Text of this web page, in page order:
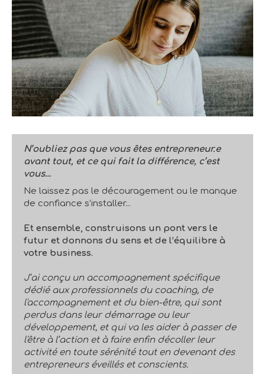
N’oubliez pas que vous êtes entrepreneur.e
avant tout, et ce qui fait la différence, c’est
vous…
Ne laissez pas le découragement ou le manque
de confiance s’installer...
Et ensemble, construisons un pont vers le
futur et donnons du sens et de l’équilibre à
votre business.
J’ai conçu un accompagnement spécifique
dédié aux professionnels du coaching, de
l'accompagnement et du bien-être, qui sont
perdus dans leur démarrage ou leur
développement, et qui va les aider à passer de
l'être à l’action et à faire enfin décoller leur
activité en toute sérénité tout en devenant des
entrepreneurs éveillés et conscients.